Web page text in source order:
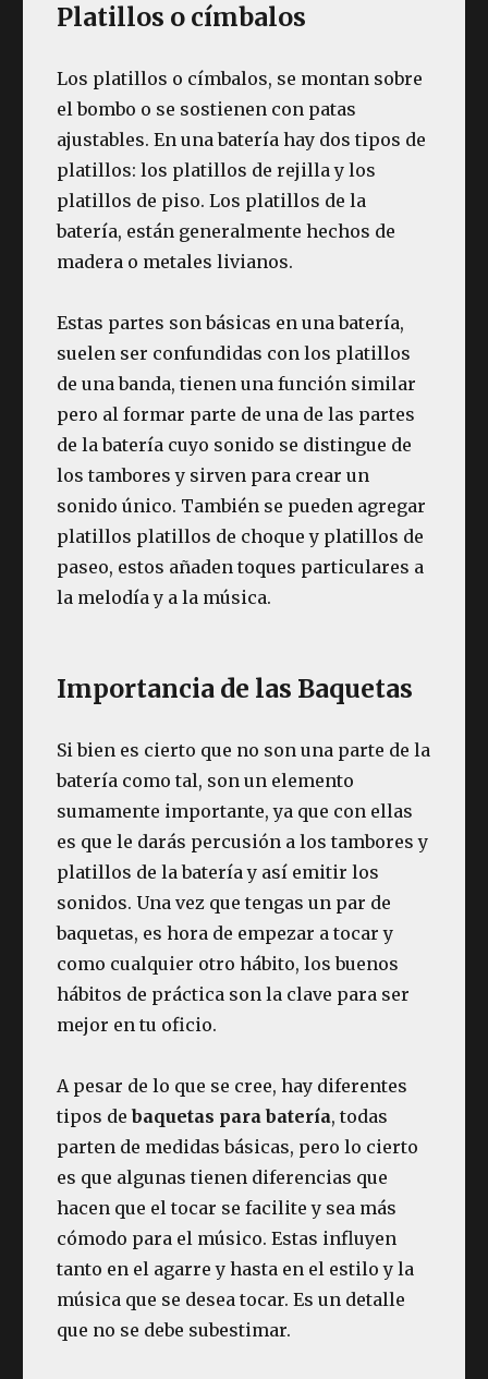
Platillos o címbalos
Los platillos o címbalos, se montan sobre
el bombo o se sostienen con patas
ajustables. En una batería hay dos tipos de
platillos: los platillos de rejilla y los
platillos de piso. Los platillos de la
batería, están generalmente hechos de
madera o metales livianos.
Estas partes son básicas en una batería,
suelen ser confundidas con los platillos
de una banda, tienen una función similar
pero al formar parte de una de las partes
de la batería cuyo sonido se distingue de
los tambores y sirven para crear un
sonido único. También se pueden agregar
platillos platillos de choque y platillos de
paseo, estos añaden toques particulares a
la melodía y a la música.
Importancia de las Baquetas
Si bien es cierto que no son una parte de la
batería como tal, son un elemento
sumamente importante, ya que con ellas
es que le darás percusión a los tambores y
platillos de la batería y así emitir los
sonidos. Una vez que tengas un par de
baquetas, es hora de empezar a tocar y
como cualquier otro hábito, los buenos
hábitos de práctica son la clave para ser
mejor en tu oficio.
A pesar de lo que se cree, hay diferentes
tipos debaquetas para batería, todas
parten de medidas básicas, pero lo cierto
es que algunas tienen diferencias que
hacen que el tocar se facilite y sea más
cómodo para el músico. Estas influyen
tanto en el agarre y hasta en el estilo y la
música que se desea tocar. Es un detalle
que no se debe subestimar.